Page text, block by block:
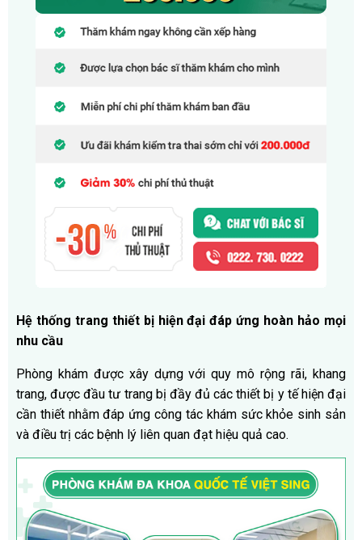
Hệ thống trang thiết bị hiện đại đáp ứng hoàn hảo mọi
nhu cầu
Phòng khám được xây dựng với quy mô rộng rãi, khang
trang, được đầu tư trang bị đầy đủ các thiết bị y tế hiện đại
cần thiết nhằm đáp ứng công tác khám sức khỏe sinh sản
và điều trị các bệnh lý liên quan đạt hiệu quả cao.